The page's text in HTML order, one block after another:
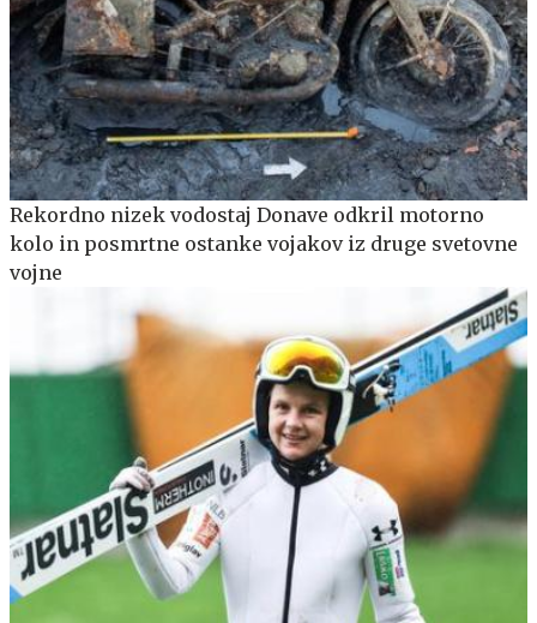
Rekordno nizek vodostaj Donave odkril motorno
kolo in posmrtne ostanke vojakov iz druge svetovne
vojne